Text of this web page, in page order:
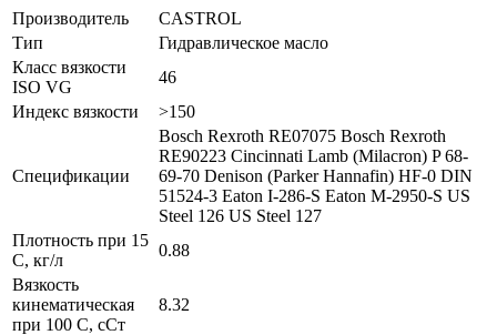
Производитель
CASTROL
Тип
Гидравлическое масло
Класс вязкости
ISO VG
46
Индекс вязкости
>150
Спецификации
Bosch Rexroth RE07075 Bosch Rexroth
RE90223 Cincinnati Lamb (Milacron) P 68-
69-70 Denison (Parker Hannafin) HF-0 DIN
51524-3 Eaton I-286-S Eaton M-2950-S US
Steel 126 US Steel 127
Плотность при 15
С, кг/л
0.88
Вязкость
кинематическая
при 100 С, сСт
8.32